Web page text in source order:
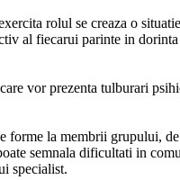
rolul se creaza o
al fiecarui parinte in
vor prezenta tulburari
forme la membrii grupului,
semnala dificultati in
specialist.